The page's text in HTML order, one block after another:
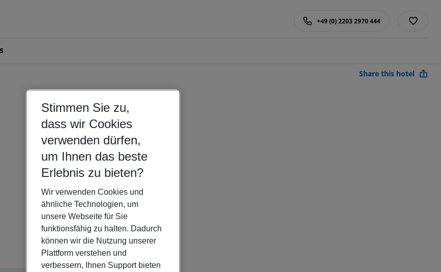
+49 (0) 2203 2970 444
Share this hotel
Stimmen Sie zu,
dass wir Cookies
verwenden dürfen,
um Ihnen das beste
Erlebnis zu bieten?
Wir verwenden Cookies und
ähnliche Technologien, um
unsere Webseite für Sie
funktionsfähig zu halten. Dadurch
können wir die Nutzung unserer
Plattform verstehen und
verbessern, Ihnen Support bieten